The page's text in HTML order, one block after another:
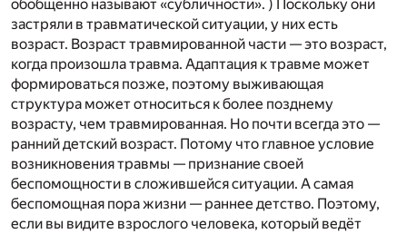
обобщённо называют «субличности». ) Поскольку они
застряли в травматической ситуации, у них есть
возраст. Возраст травмированной части — это возраст,
когда произошла травма. Адаптация к травме может
формироваться позже, поэтому выживающая
структура может относиться к более позднему
возрасту, чем травмированная. Но почти всегда это —
ранний детский возраст. Потому что главное условие
возникновения травмы — признание своей
беспомощности в сложившейся ситуации. А самая
беспомощная пора жизни — раннее детство. Поэтому,
если вы видите взрослого человека, который ведёт